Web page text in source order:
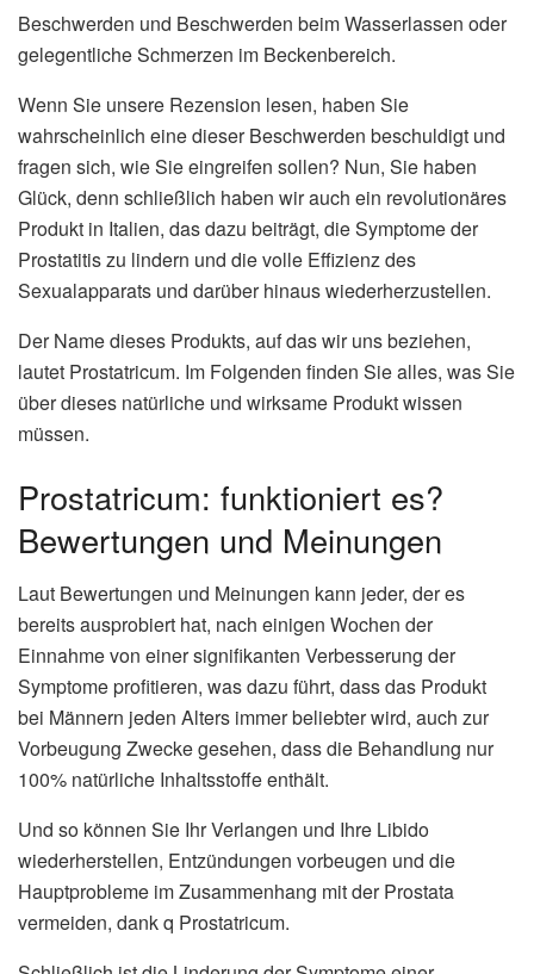
Beschwerden und Beschwerden beim Wasserlassen oder
gelegentliche Schmerzen im Beckenbereich.
Wenn Sie unsere Rezension lesen, haben Sie
wahrscheinlich eine dieser Beschwerden beschuldigt und
fragen sich, wie Sie eingreifen sollen? Nun, Sie haben
Glück, denn schließlich haben wir auch ein revolutionäres
Produkt in Italien, das dazu beiträgt, die Symptome der
Prostatitis zu lindern und die volle Effizienz des
Sexualapparats und darüber hinaus wiederherzustellen.
Der Name dieses Produkts, auf das wir uns beziehen,
lautet Prostatricum. Im Folgenden finden Sie alles, was Sie
über dieses natürliche und wirksame Produkt wissen
müssen.
Prostatricum: funktioniert es?
Bewertungen und Meinungen
Laut Bewertungen und Meinungen kann jeder, der es
bereits ausprobiert hat, nach einigen Wochen der
Einnahme von einer signifikanten Verbesserung der
Symptome profitieren, was dazu führt, dass das Produkt
bei Männern jeden Alters immer beliebter wird, auch zur
Vorbeugung Zwecke gesehen, dass die Behandlung nur
100% natürliche Inhaltsstoffe enthält.
Und so können Sie Ihr Verlangen und Ihre Libido
wiederherstellen, Entzündungen vorbeugen und die
Hauptprobleme im Zusammenhang mit der Prostata
vermeiden, dank q Prostatricum.